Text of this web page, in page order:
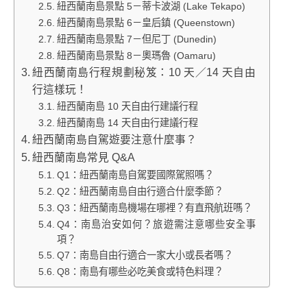
紐西蘭南島景點 5－蒂卡波湖 (Lake Tekapo)
紐西蘭南島景點 6－皇后鎮 (Queenstown)
紐西蘭南島景點 7－但尼丁 (Dunedin)
紐西蘭南島景點 8－奧瑪魯 (Oamaru)
紐西蘭南島行程規劃秘笈：10 天／14 天自由
行這樣玩！
紐西蘭南島 10 天自由行建議行程
紐西蘭南島 14 天自由行建議行程
紐西蘭南島自駕遊要注意什麼事？
紐西蘭南島常見 Q&A
Q1：紐西蘭南島自駕要國際駕照嗎？
Q2：紐西蘭南島自由行適合什麼季節？
Q3：紐西蘭南島機場在哪裡？有直飛航班嗎？
Q4：南島治安如何？旅遊需注意哪些安全事
項？
Q7：南島自由行適合一家大小或長者嗎？
Q8：南島有哪些必吃美食或特色料理？